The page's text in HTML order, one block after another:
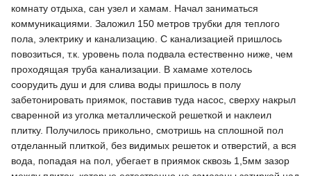
комнату отдыха, сан узел и хамам. Начал заниматься
коммуникациями. Заложил 150 метров трубки для теплого
пола, электрику и канализацию. С канализацией пришлось
повозиться, т.к. уровень пола подвала естественно ниже, чем
проходящая труба канализации. В хамаме хотелось
соорудить душ и для слива воды пришлось в полу
забетонировать приямок, поставив туда насос, сверху накрыл
сваренной из уголка металлической решеткой и наклеил
плитку. Получилось прикольно, смотришь на сплошной пол
отделанный плиткой, без видимых решеток и отверстий, а вся
вода, попадая на пол, убегает в приямок сквозь 1,5мм зазор